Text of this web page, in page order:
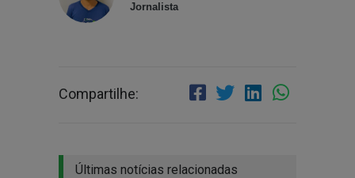
Jornalista
Compartilhe:
Últimas notícias relacionadas